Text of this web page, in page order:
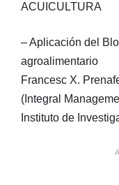
ACUICULTURA
– Aplicación del
agroalimentario
Francesc X.
(Integral
Instituto de